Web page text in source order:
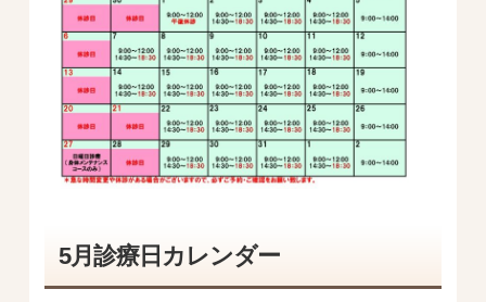
5月診療日カレンダー